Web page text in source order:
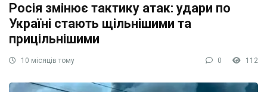
Росія змінює тактику атак: удари по
Україні стають щільнішими та
прицільнішими
10 місяців тому 0 112